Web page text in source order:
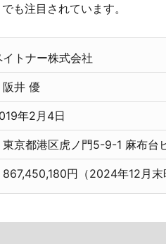
も注目されています。
トナー株式会社
井 優
年2月4日
東京都港区虎ノ門5-9-1 麻布台
円（2024年12月末